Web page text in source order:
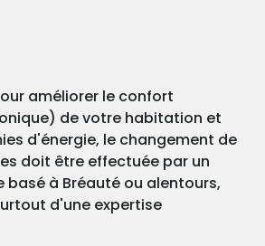
améliorer le confort
de votre habitation et
d'énergie, le changement de
doit être effectuée par un
basé à Bréauté ou alentours,
d'une expertise